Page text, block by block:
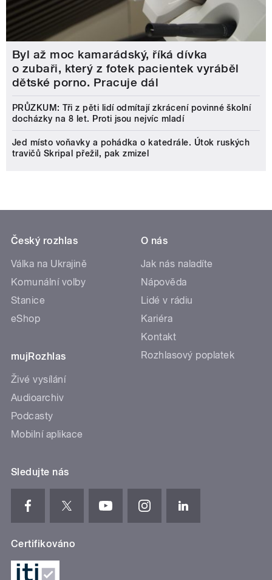
Byl až moc kamarádský, říká dívka
o zubaři, který z fotek pacientek vyráběl
dětské porno. Pracuje dál
PRŮZKUM: Tři z pěti lidí odmítají zkrácení povinné školní
docházky na 8 let. Proti jsou nejvíc mladí
Jed místo voňavky a pohádka o katedrále. Útok ruských
travičů Skripal přežil, pak zmizel
Český rozhlas
Válka na Ukrajině
Komunální volby
Stanice
eShop
mujRozhlas
Živé vysílání
Audioarchiv
Podcasty
Mobilní aplikace
O nás
Jak nás naladíte
Nápověda
Lidé v rádiu
Kariéra
Kontakt
Rozhlasový poplatek
Sledujte nás
Certifikováno